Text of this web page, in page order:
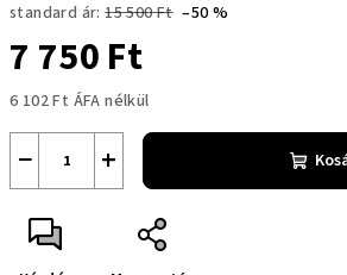
standard ár: 15 500 Ft –50 %
7 750 Ft
6 102 Ft ÁFA nélkül
+
−